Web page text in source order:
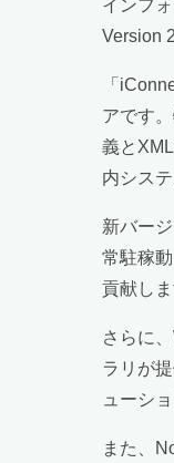
インフ
Version
「
アです
義と
内シス
新バー
常駐稼
貢献し
さらに
ラリが
ューシ
また、